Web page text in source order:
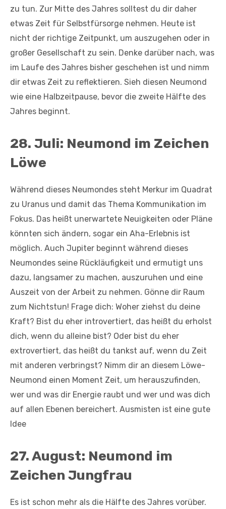
zu tun. Zur Mitte des Jahres solltest du dir daher
etwas Zeit für Selbstfürsorge nehmen. Heute ist
nicht der richtige Zeitpunkt, um auszugehen oder in
großer Gesellschaft zu sein. Denke darüber nach, was
im Laufe des Jahres bisher geschehen ist und nimm
dir etwas Zeit zu reflektieren. Sieh diesen Neumond
wie eine Halbzeitpause, bevor die zweite Hälfte des
Jahres beginnt.
28. Juli: Neumond im Zeichen
Löwe
Während dieses Neumondes steht Merkur im Quadrat
zu Uranus und damit das Thema Kommunikation im
Fokus. Das heißt unerwartete Neuigkeiten oder Pläne
könnten sich ändern, sogar ein Aha-Erlebnis ist
möglich. Auch Jupiter beginnt während dieses
Neumondes seine Rückläufigkeit und ermutigt uns
dazu, langsamer zu machen, auszuruhen und eine
Auszeit von der Arbeit zu nehmen. Gönne dir Raum
zum Nichtstun! Frage dich: Woher ziehst du deine
Kraft? Bist du eher introvertiert, das heißt du erholst
dich, wenn du alleine bist? Oder bist du eher
extrovertiert, das heißt du tankst auf, wenn du Zeit
mit anderen verbringst? Nimm dir an diesem Löwe-
Neumond einen Moment Zeit, um herauszufinden,
wer und was dir Energie raubt und wer und was dich
auf allen Ebenen bereichert. Ausmisten ist eine gute
Idee
27. August: Neumond im
Zeichen Jungfrau
Es ist schon mehr als die Hälfte des Jahres vorüber.